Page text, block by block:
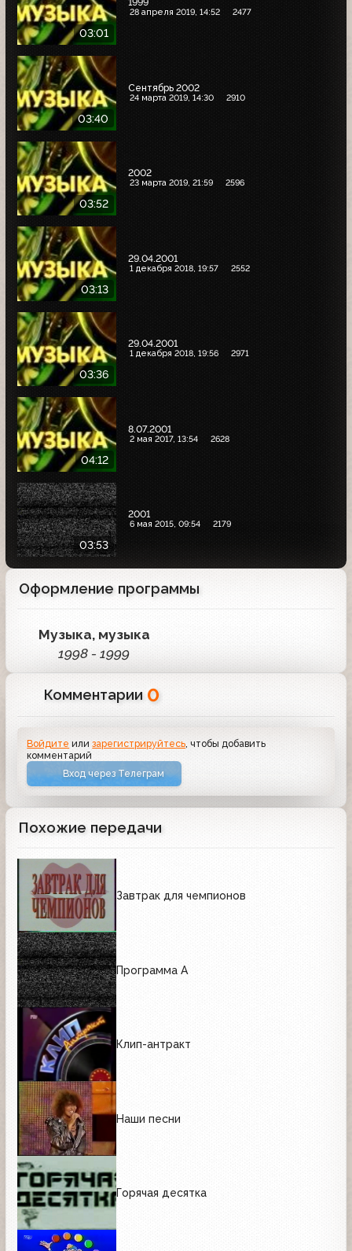
03:01
28 апреля 2019, 14:52 2477
03:40
Сентябрь 2002
24 марта 2019, 14:30 2910
03:52
2002
23 марта 2019, 21:59 2596
03:13
29.04.2001
1 декабря 2018, 19:57 2552
03:36
29.04.2001
1 декабря 2018, 19:56 2971
04:12
8.07.2001
2 мая 2017, 13:54 2628
03:53
2001
6 мая 2015, 09:54 2179
Оформление программы
Музыка, музыка
1998 - 1999
Комментарии 0
Войдите илизарегистрируйтесь , чтобы добавить
комментарий
Вход через Телеграм
Похожие передачи
Завтрак для чемпионов
Программа А
Клип-антракт
Наши песни
Горячая десятка